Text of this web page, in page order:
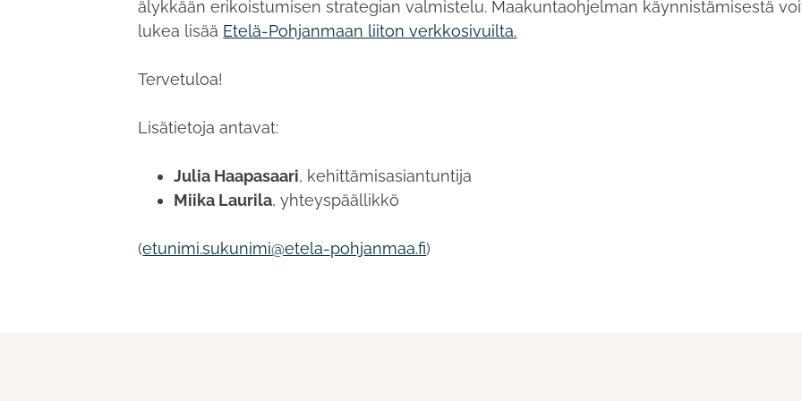
älykkään erikoistumisen strategian valmistelu. Maakuntaohjelman käynnistämisestä
lukea lisää Etelä-Pohjanmaan liiton verkkosivuilta.
Tervetuloa!
Lisätietoja antavat:
Julia Haapasaari, kehittämisasiantuntija
Miika Laurila, yhteyspäällikkö
(etunimi.sukunimi@etela-pohjanmaa.fi)